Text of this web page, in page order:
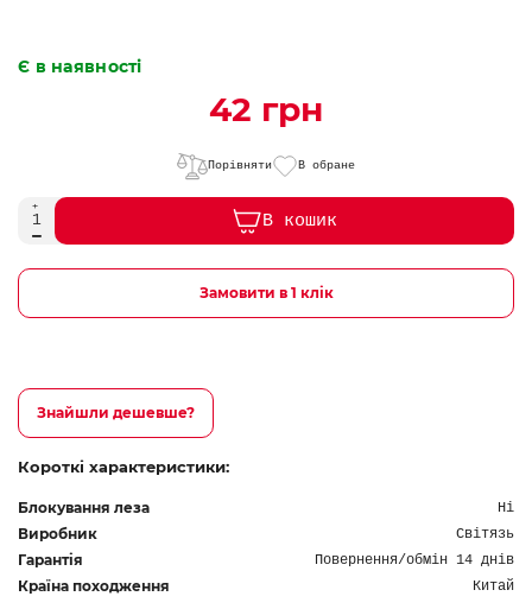
Є в наявності
42 грн
Порівняти В обране
В кошик
Замовити в 1 клік
Знайшли дешевше?
Короткі характеристики:
Блокування леза Ні
Виробник Світязь
Гарантія Повернення/обмін 14 днів
Країна походження Китай